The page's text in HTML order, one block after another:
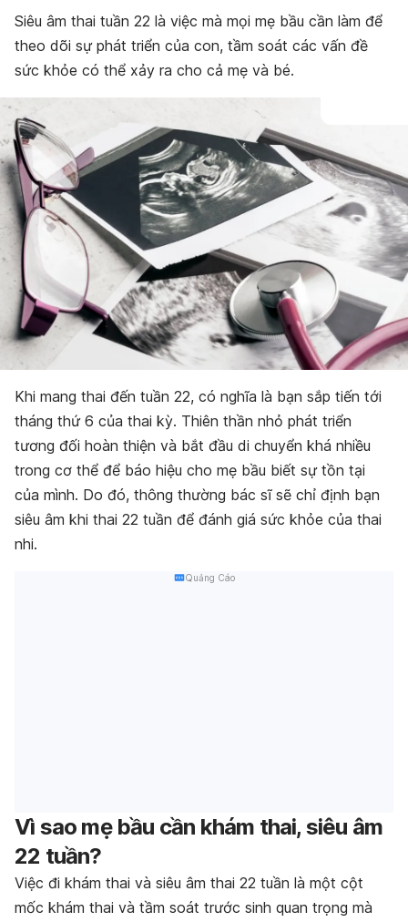
Siêu âm thai tuần 22 là việc mà mọi mẹ bầu cần làm để
theo dõi sự phát triển của con, tầm soát các vấn đề
sức khỏe có thể xảy ra cho cả mẹ và bé.
Khi mang thai đến tuần 22, có nghĩa là bạn sắp tiến tới
tháng thứ 6 của thai kỳ. Thiên thần nhỏ phát triển
tương đối hoàn thiện và bắt đầu di chuyển khá nhiều
trong cơ thể để báo hiệu cho mẹ bầu biết sự tồn tại
của mình. Do đó, thông thường bác sĩ sẽ chỉ định bạn
siêu âm khi thai 22 tuần để đánh giá sức khỏe của thai
nhi.
Quảng Cáo
Vì sao mẹ bầu cần khám thai, siêu âm
22 tuần?
Việc đi khám thai và siêu âm thai 22 tuần là một cột
mốc khám thai và tầm soát trước sinh quan trọng mà